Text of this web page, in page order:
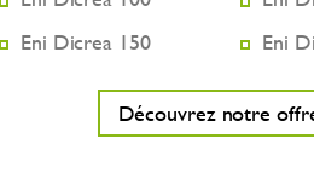
Eni Dicrea 150
Eni
Découvrez notre